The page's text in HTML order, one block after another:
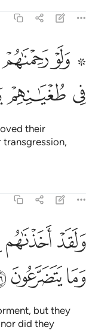
۞ ولو رحمناهم
۞ وَلَوْ رَحِمْنَـٰهُمْ
ﱁ ﱂﱃ
ﱊ ﱋ
their
ولقد اخذناهم بالعذاب
وَلَقَدْ أَخَذْنَـٰهُم
ﱎﱏ
ﱔﱕ
but they
did they